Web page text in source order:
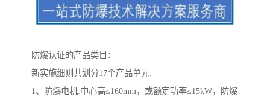
防爆认证的产品类目：
新实施细则共划分17个产品单元:
1、防爆电机:中心高≤160mm，或额定功率≤15kW，防爆